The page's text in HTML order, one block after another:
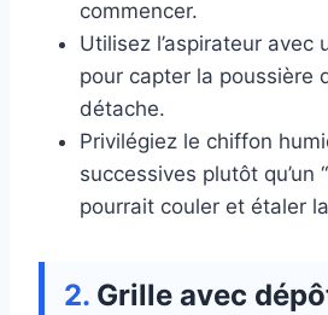
commencer.
Utilisez l’aspirateur avec
pour capter la poussière
détache.
Privilégiez le chiffon
successives plutôt qu’un
pourrait couler et étaler
Grille avec